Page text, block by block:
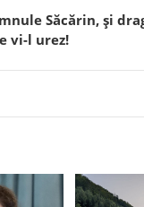
Săcărin, și
vi-l urez!